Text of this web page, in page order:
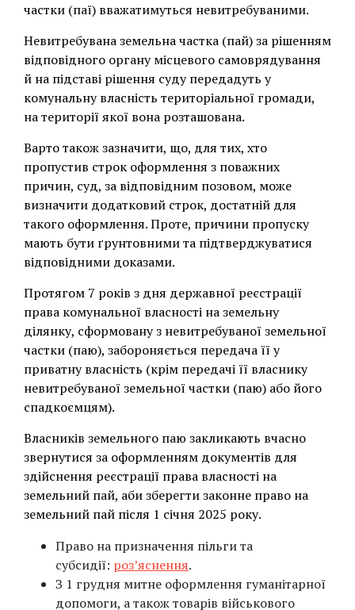
частки (паї) вважатимуться невитребуваними.
Невитребувана земельна частка (пай) за рішенням
відповідного органу місцевого самоврядування
й на підставі рішення суду передадуть у
комунальну власність територіальної громади,
на території якої вона розташована.
Варто також зазначити, що, для тих, хто
пропустив строк оформлення з поважних
причин, суд, за відповідним позовом, може
визначити додатковий строк, достатній для
такого оформлення. Проте, причини пропуску
мають бути ґрунтовними та підтверджуватися
відповідними доказами.
Протягом 7 років з дня державної реєстрації
права комунальної власності на земельну
ділянку, сформовану з невитребуваної земельної
частки (паю), забороняється передача її у
приватну власність (крім передачі її власнику
невитребуваної земельної частки (паю) або його
спадкоємцям).
Власників земельного паю закликають вчасно
звернутися за оформленням документів для
здійснення реєстрації права власності на
земельний пай, аби зберегти законне право на
земельний пай після 1 січня 2025 року.
Право на призначення пільги та
субсидії: роз’яснення.
З 1 грудня митне оформлення гуманітарної
допомоги, а також товарів військового